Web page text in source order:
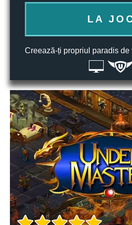
LA
Creează-ți propriul paradis de